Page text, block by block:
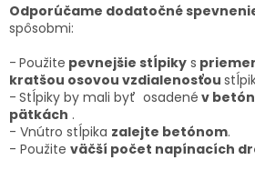
Odporúčame dodatočné
spôsobmi:
- Použite pevnejšie stĺpiky s
kratšou osovou vzdialenosťou
- Stĺpiky by mali byť osadené v
pätkách .
- Vnútro stĺpika zalejte betónom.
- Použite väčší počet napínacích